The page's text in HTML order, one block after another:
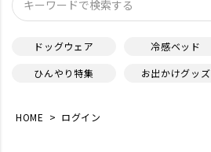
ドッグウェア 冷感ベッド
ひんやり特集
お出かけグッズ
HOME ログイン